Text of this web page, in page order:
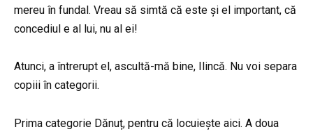
mereu în fundal. Vreau să simtă că este și el important, că
concediul e al lui, nu al ei!
Atunci, a întrerupt el, ascultă-mă bine, Ilincă. Nu voi separa
copiii în categorii.
Prima categorie Dănuț, pentru că locuiește aici. A doua